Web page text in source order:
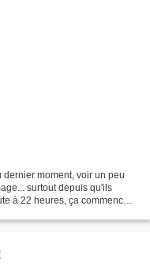
moment, voir un peu
surtout depuis qu'ils
à 22 heures, ça commence à